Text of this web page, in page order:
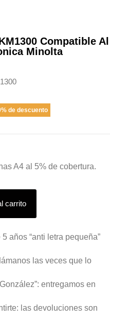
Compatible Al
Minolta
de descuento
A4 al 5% de cobertura.
carrito
5 años “anti letra pequeña”
las veces que lo
entregamos en
las devoluciones son